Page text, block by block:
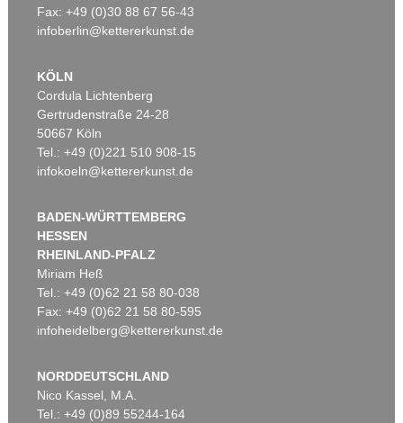
Fax: +49 (0)30 88 67 56-43
infoberlin@kettererkunst.de
KÖLN
Cordula Lichtenberg
Gertrudenstraße 24-28
50667 Köln
Tel.: +49 (0)221 510 908-15
infokoeln@kettererkunst.de
BADEN-WÜRTTEMBERG
HESSEN
RHEINLAND-PFALZ
Miriam Heß
Tel.: +49 (0)62 21 58 80-038
Fax: +49 (0)62 21 58 80-595
infoheidelberg@kettererkunst.de
NORDDEUTSCHLAND
Nico Kassel, M.A.
Tel.: +49 (0)89 55244-164